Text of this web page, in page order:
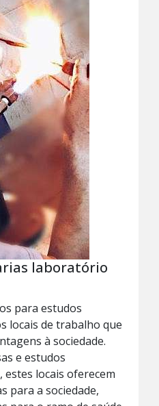
laboratório
para estudos
locais de trabalho que
à sociedade.
e estudos
locais oferecem
para a sociedade,